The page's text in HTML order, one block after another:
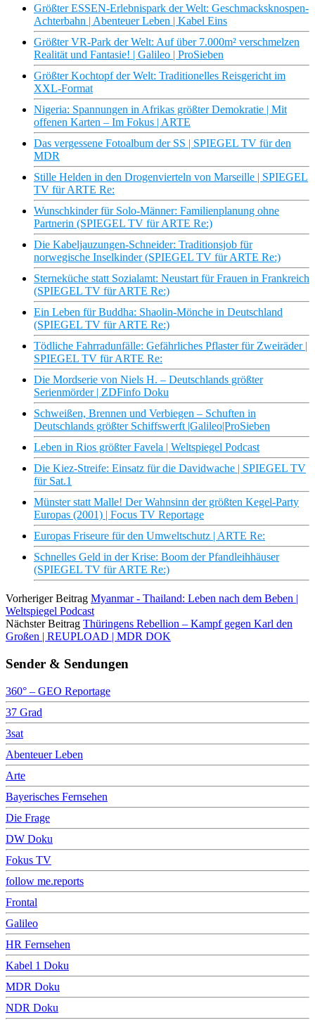
Größter ESSEN-Erlebnispark der Welt: Geschmacksknospen-
Achterbahn | Abenteuer Leben | Kabel Eins
Größter VR-Park der Welt: Auf über 7.000m² verschmelzen
Realität und Fantasie! | Galileo | ProSieben
Größter Kochtopf der Welt: Traditionelles Reisgericht im
XXL-Format
Nigeria: Spannungen in Afrikas größter Demokratie | Mit
offenen Karten – Im Fokus | ARTE
Das vergessene Fotoalbum der SS | SPIEGEL TV für den
MDR
Stille Helden in den Drogenvierteln von Marseille | SPIEGEL
TV für ARTE Re:
Wunschkinder für Solo-Männer: Familienplanung ohne
Partnerin (SPIEGEL TV für ARTE Re:)
Die Kabeljauzungen-Schneider: Traditionsjob für
norwegische Inselkinder (SPIEGEL TV für ARTE Re:)
Sterneküche statt Sozialamt: Neustart für Frauen in Frankreich
(SPIEGEL TV für ARTE Re:)
Ein Leben für Buddha: Shaolin-Mönche in Deutschland
(SPIEGEL TV für ARTE Re:)
Tödliche Fahrradunfälle: Gefährliches Pflaster für Zweiräder |
SPIEGEL TV für ARTE Re:
Die Mordserie von Niels H. – Deutschlands größter
Serienmörder | ZDFinfo Doku
Schweißen, Brennen und Verbiegen – Schuften in
Deutschlands größter Schiffswerft |Galileo|ProSieben
Leben in Rios größter Favela | Weltspiegel Podcast
Die Kiez-Streife: Einsatz für die Davidwache | SPIEGEL TV
für Sat.1
Münster statt Malle! Der Wahnsinn der größten Kegel-Party
Europas (2001) | Focus TV Reportage
Europas Friseure für den Umweltschutz | ARTE Re:
Schnelles Geld in der Krise: Boom der Pfandleihhäuser
(SPIEGEL TV für ARTE Re:)
Vorheriger Beitrag Myanmar - Thailand: Leben nach dem Beben |
Weltspiegel Podcast
Nächster Beitrag Thüringens Rebellion – Kampf gegen Karl den
Großen | REUPLOAD | MDR DOK
Sender & Sendungen
360° – GEO Reportage
37 Grad
3sat
Abenteuer Leben
Arte
Bayerisches Fernsehen
Die Frage
DW Doku
Fokus TV
follow me.reports
Frontal
Galileo
HR Fernsehen
Kabel 1 Doku
MDR Doku
NDR Doku